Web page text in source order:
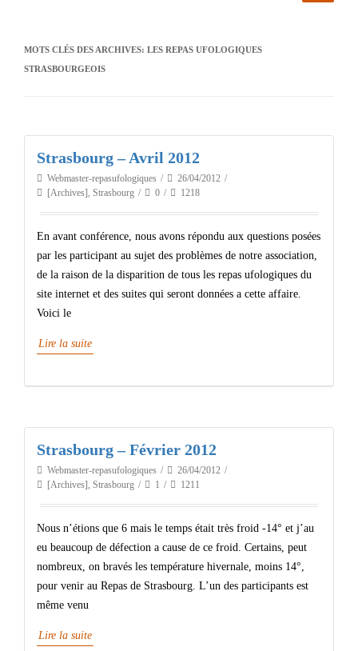
MOTS CLÉS DES ARCHIVES: LES REPAS UFOLOGIQUES
STRASBOURGEOIS
Strasbourg – Avril 2012
Webmaster-repasufologiques
26/04/2012
[Archives], Strasbourg 0 1218
En avant conférence, nous avons répondu aux questions posées
par les participant au sujet des problèmes de notre association,
de la raison de la disparition de tous les repas ufologiques du
site internet et des suites qui seront données a cette affaire.
Voici le
Lire la suite
Strasbourg – Février 2012
Webmaster-repasufologiques
26/04/2012
[Archives], Strasbourg 1 1211
Nous n’étions que 6 mais le temps était très froid -14° et j’au
eu beaucoup de défection a cause de ce froid. Certains, peut
nombreux, on bravés les température hivernale, moins 14°,
pour venir au Repas de Strasbourg. L’un des participants est
même venu
Lire la suite